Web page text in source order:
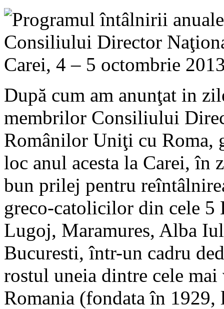
După cum am anunţat in
membrilor Consiliului
Românilor Uniţi cu Roma,
loc anul acesta la Carei, în
bun prilej pentru
greco-catolicilor din cele 5
Lugoj, Maramures, Alba
Bucuresti, într-un cadru
rostul uneia dintre cele
Romania (fondata în 1929,